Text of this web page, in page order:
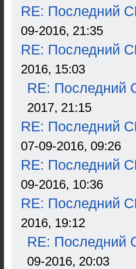
RE: Последний
09-2016, 21:35
RE: Последний
2016, 15:03
RE: Последний
2017, 21:15
RE: Последний
07-09-2016, 09:26
RE: Последний
09-2016, 10:36
RE: Последний
2016, 19:12
RE: Последний
09-2016, 20:03